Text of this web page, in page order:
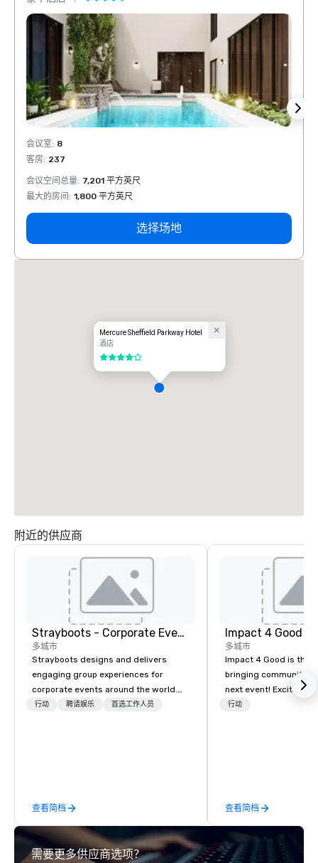
会议室: 8
客房: 237
会议空间总量: 7,201 平方英尺
最大的房间 : 1,800 平方英尺
选择场地
Mercure Sheffield Parkway Hotel
酒店
4/5
附近的供应商
Strayboots - Corporate Events and Team Building Activities
多城市
Strayboots designs and delivers
engaging group experiences for
corporate events around the world.
We operate in 300+ cities globally,
initiatives, conference engagement,
offsite programming, and outdoor
group activities, all built to fit
seamlessly into meetings, incentives,
行动 聘请娱乐 首选工作人员
查看简档
Impact 4 Good
多城市
Impact 4 Good is the
bringing community
next event! Exciting
team building
event, Impact 4 Good
details. Where are we? Nationwide
and abroad, our local
covered. Got a cause
行动
查看简档
需要更多供应商选项？